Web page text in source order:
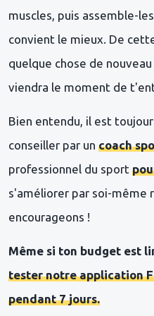
muscles, puis assemble-
convient le mieux. De
quelque chose de
viendra le moment de
Bien entendu, il est
conseiller par un coach
professionnel du sport
s'améliorer par soi-même
encourageons !
Même si ton budget est
tester notre application
pendant 7 jours.